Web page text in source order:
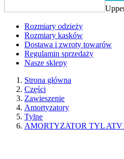
Rozmiary odzieży
Rozmiary kasków
Dostawa i zwroty towarów
Regulamin sprzedaży
Nasze sklepy
Strona główna
Części
Zawieszenie
Amortyzatory
Tylne
AMORTYZATOR TYL